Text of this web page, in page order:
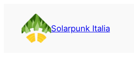
contenuto
Solarpunk Italia